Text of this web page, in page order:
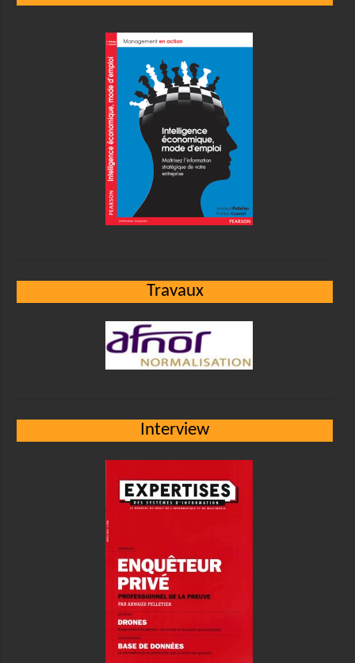
Travaux
Interview